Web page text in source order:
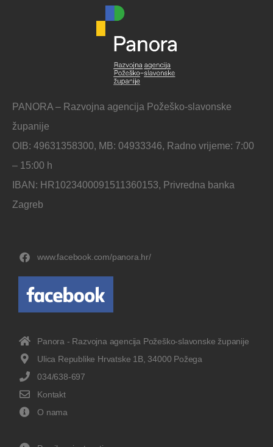
PANORA – Razvojna agencija Požeško-slavonske
županije
OIB: 49631358300, MB: 04933346, Radno vrijeme: 7:00
– 15:00 h
IBAN: HR1023400091511360153, Privredna banka
Zagreb
www.facebook.com/panora.hr/
Panora - Razvojna agencija Požeško-slavonske županije
Ulica Republike Hrvatske 1B, 34000 Požega
034/638-697
Kontakt
O nama